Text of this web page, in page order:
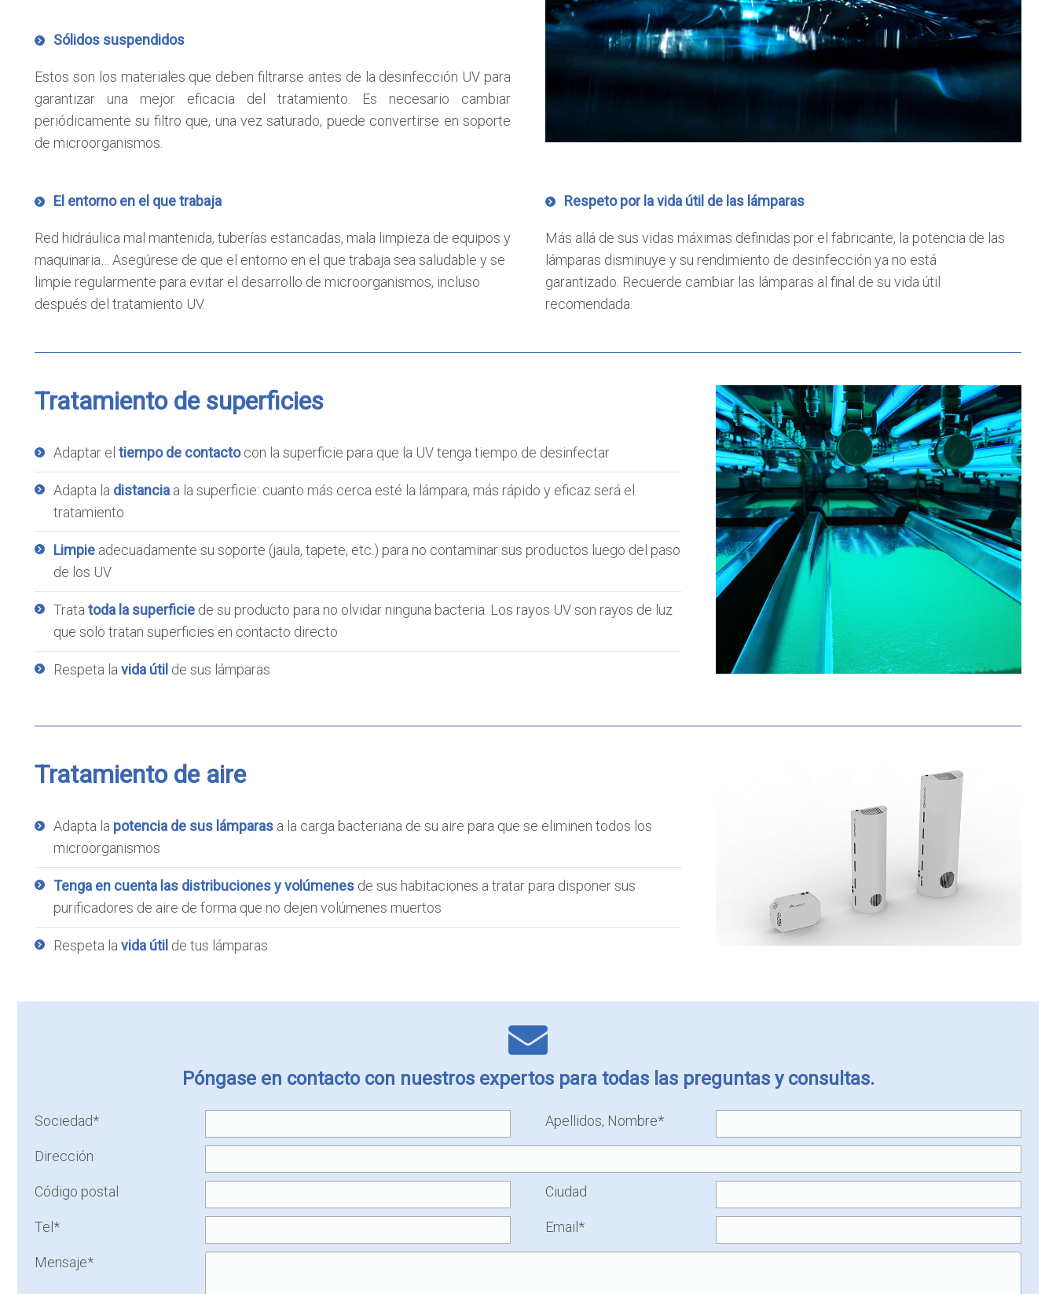
Sólidos suspendidos
Estos son los materiales que deben filtrarse antes de la desinfección UV para
garantizar una mejor eficacia del tratamiento. Es necesario cambiar
periódicamente su filtro que, una vez saturado, puede convertirse en soporte
de microorganismos.
El entorno en el que trabaja
Red hidráulica mal mantenida, tuberías estancadas, mala limpieza de equipos y
maquinaria… Asegúrese de que el entorno en el que trabaja sea saludable y se
limpie regularmente para evitar el desarrollo de microorganismos, incluso
después del tratamiento UV.
Respeto por la vida útil de las lámparas
Más allá de sus vidas máximas definidas por el fabricante, la potencia de las
lámparas disminuye y su rendimiento de desinfección ya no está
garantizado. Recuerde cambiar las lámparas al final de su vida útil
recomendada.
Tratamiento de superficies
Adaptar el tiempo de contactocon la superficie para que la UV tenga tiempo de desinfectar
Adapta la distancia a la superficie: cuanto más cerca esté la lámpara, más rápido y eficaz será el
tratamiento
Limpie adecuadamente su soporte (jaula, tapete, etc.) para no contaminar sus productos luego del paso
de los UV
Trata toda la superficie de su producto para no olvidar ninguna bacteria. Los rayos UV son rayos de luz
que solo tratan superficies en contacto directo
Respeta la vida útil de sus lámparas
Tratamiento de aire
Adapta la potencia de sus lámparas a la carga bacteriana de su aire para que se eliminen todos los
microorganismos
Tenga en cuenta las distribuciones y volúmenes de sus habitaciones a tratar para disponer sus
purificadores de aire de forma que no dejen volúmenes muertos
Respeta la vida útil de tus lámparas
Póngase en contacto con nuestros expertos para todas las preguntas y consultas.
Sociedad* Apellidos, Nombre*
Dirección
Código postal Ciudad
Tel* Email*
Mensaje*